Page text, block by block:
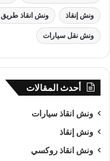
ونش إنقاذ ونش انقاذ طريق
ونش نقل سيارات
أحدث المقالات
ونش انقاذ سيارات
ونش إنقاذ
ونش انقاذ روكسي